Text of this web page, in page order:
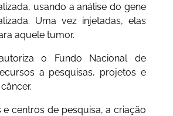
usando a análise do gene
Uma vez injetadas, elas
aquele tumor.
o Fundo Nacional de
a pesquisas, projetos e
centros de pesquisa, a criação